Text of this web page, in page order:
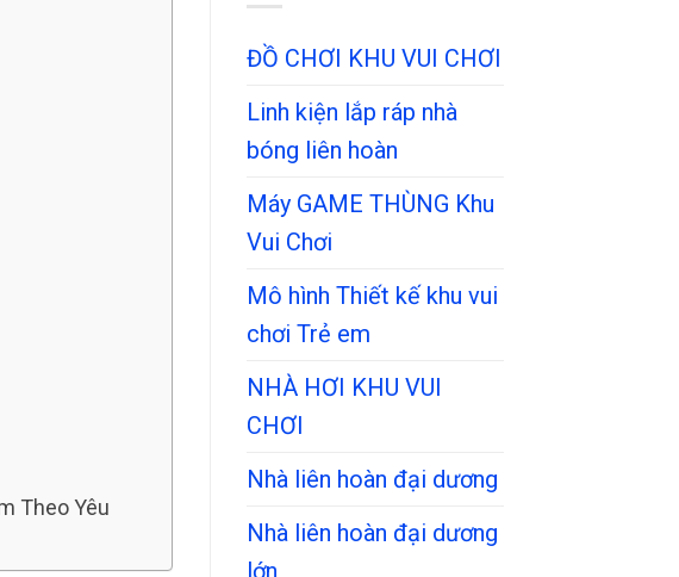
Theo Yêu
ĐỒ CHƠI KHU VUI CHƠI
Linh kiện lắp ráp nhà
bóng liên hoàn
Máy GAME THÙNG Khu
Vui Chơi
Mô hình Thiết kế khu vui
chơi Trẻ em
NHÀ HƠI KHU VUI
CHƠI
Nhà liên hoàn đại dương
Nhà liên hoàn đại dương